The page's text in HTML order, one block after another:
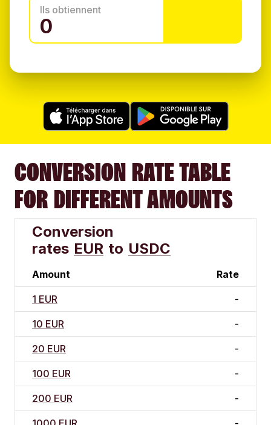
Ils obtiennent
CONVERSION RATE TABLE
FOR DIFFERENT AMOUNTS
Conversion
rates EUR to USDC
Amount Rate
1 EUR -
10 EUR -
20 EUR -
100 EUR -
200 EUR -